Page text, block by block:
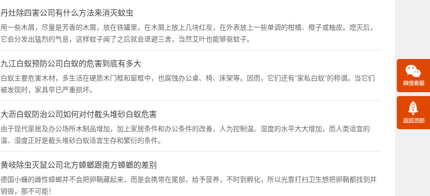
丹灶除四害公司有什么方法来消灭蚊虫
用一些木屑，尽量是芳香的木屑，放在铁罐里，在木屑上放上几块红炭，在外表放上一些单调的柑橘、橙子或柚皮。熄灭后，
它会分发出猛烈的气息，这样蚊子闻了之后就会退避三舍，当然艾叶也能够驱蚊子。
九江白蚁预防公司白蚁的危害到底有多大
白蚁主要危害木材，多生活在硬质木门框和窗框中，也腐蚀办公桌、椅、床架等。因而，它们还有“家私白蚁”的称谓。当它们
被发现时，家具早已严重损坏。
大沥白蚁防治公司如何对付截头堆砂白蚁危害
由于现代家居及办公场所木制品增加，加上家居条件和办公条件的改善，人为控制温、湿度的水平大大增加，而人类适宜的
温、湿度正好是截头堆砂白蚁适宜生存和繁衍的条件。
黄岐除虫灭鼠公司北方蟑螂跟南方蟑螂的差别
德国小蠊的雌性蟑螂并不会把卵鞘藏起来，而是会携带在尾部，给予营养，不时到孵化，所以光靠打扫卫生想把卵鞘都找到并
销毁，那不可能！